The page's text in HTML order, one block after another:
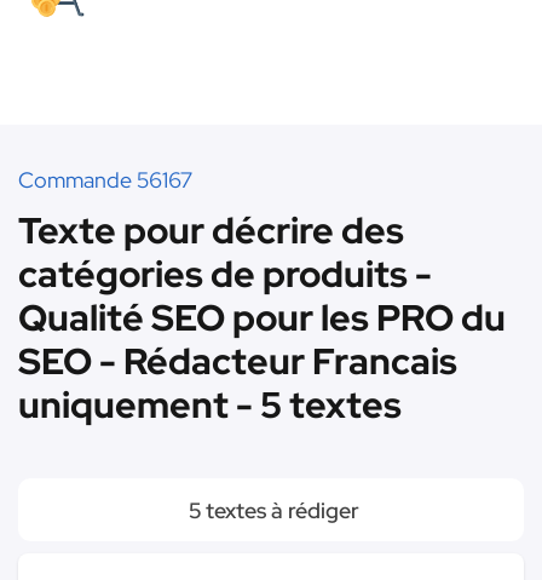
Commande 56167
Texte pour décrire des
catégories de produits -
Qualité SEO pour les PRO du
SEO - Rédacteur Francais
uniquement - 5 textes
5 textes à rédiger